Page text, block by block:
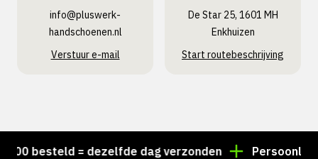
info@pluswerk­
handschoenen.nl
Verstuur e-mail
De Star 25, 1601 MH
Enkhuizen
Start routebeschrijving
besteld = dezelfde dag verzonden Persoonlijk